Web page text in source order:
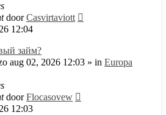
doorCasvirtaviott
12:04
займ?
aug 02, 2026 12:03 » in Europa
doorFlocasovew
12:03